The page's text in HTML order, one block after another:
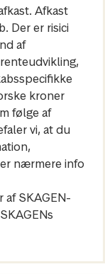
Afkast
Der er risici
af
kroner
følge af
vi, at du
nærmere info
af SKAGEN-